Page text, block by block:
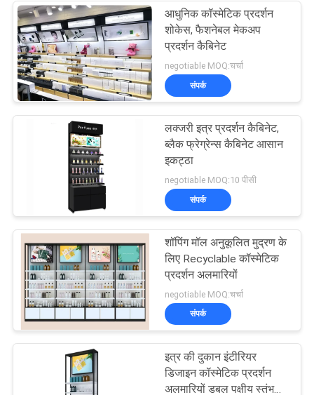
PRIVACY
POLICY
आधुनिक कॉस्मेटिक प्रदर्शन
शोकेस, फैशनेबल मेकअप
प्रदर्शन कैबिनेट
negotiable MOQ:चर्चा
संपर्क
लक्जरी इत्र प्रदर्शन कैबिनेट,
ब्लैक फ्रेग्रेन्स कैबिनेट आसान
इकट्ठा
negotiable MOQ:10 पीसी
संपर्क
शॉपिंग मॉल अनुकूलित मुद्रण के
लिए Recyclable कॉस्मेटिक
प्रदर्शन अलमारियों
negotiable MOQ:चर्चा
संपर्क
इत्र की दुकान इंटीरियर
डिजाइन कॉस्मेटिक प्रदर्शन
अलमारियों डबल पक्षीय स्तंभ